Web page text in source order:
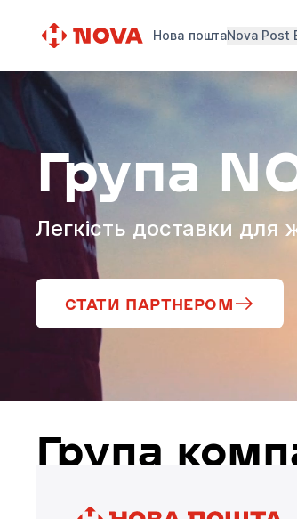
Нова поштаNova Post
Група
Легкість доставки для
СТАТИ ПАРТНЕРОМ
Група